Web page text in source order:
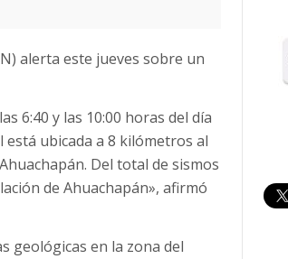
alerta este jueves sobre un
6:40 y las 10:00 horas del día
está ubicada a 8 kilómetros al
Del total de sismos
de Ahuachapán», afirmó
geológicas en la zona del